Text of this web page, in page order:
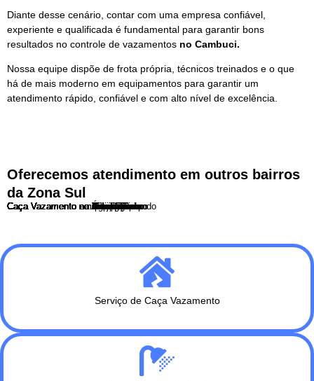
Diante desse cenário, contar com uma empresa confiável,
experiente e qualificada é fundamental para garantir bons
resultados no controle de vazamentos no Cambuci.
Nossa equipe dispõe de frota própria, técnicos treinados e o que
há de mais moderno em equipamentos para garantir um
atendimento rápido, confiável e com alto nível de excelência.
Oferecemos atendimento em outros bairros
da Zona Sul
Caça Vazamento no Ibirapuera
Caça Vazamento no Itaim Bibi
Caça Vazamento no Campo Belo
Caça Vazamento em Santo Amaro
Caça Vazamento na Aclimação
Caça Vazamento no Cambuci
Caça Vazamento na Vila Mariana
Caça Vazamento no Ipiranga
Caça Vazamento no Sacomã
Caça Vazamento no Jabaquara
Caça Vazamento em Interlagos
Caça Vazamento no Morumbi
Caça Vazamento no Capão Redondo
Caça Vazamento no Grajau
Caça Vazamento no Campo Limpo
Caça Vazamento no Socorro
Caça Vazamento na Vila Olimpia
Caça Vazamento na Água Funda
Serviço de Caça Vazamento